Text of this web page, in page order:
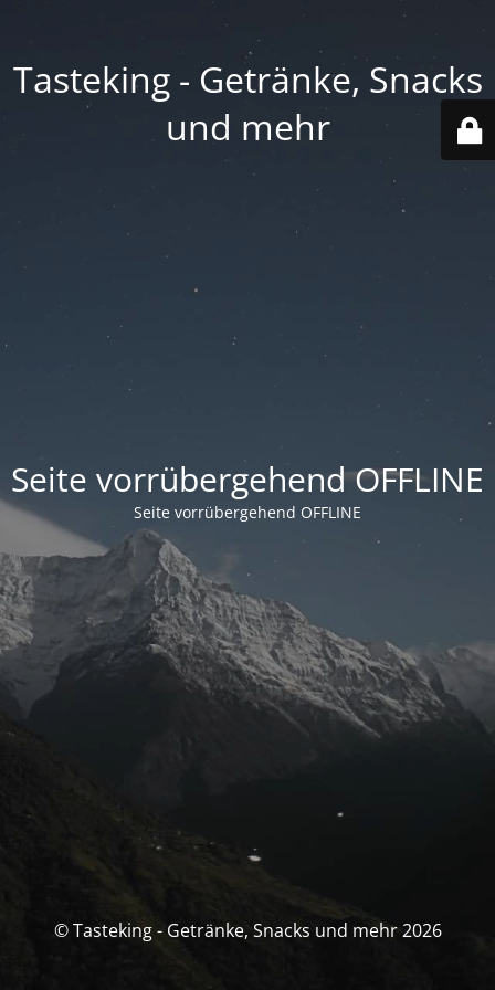
Tasteking - Getränke, Snacks
und mehr
Seite vorrübergehend OFFLINE
Seite vorrübergehend OFFLINE
© Tasteking - Getränke, Snacks und mehr 2026